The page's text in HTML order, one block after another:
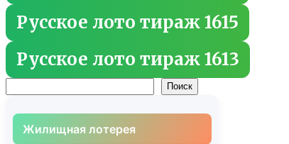
Русское лото тираж 1615
Русское лото тираж 1613
Поиск
Жилищная лотерея